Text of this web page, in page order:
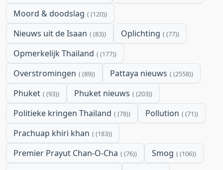
Moord & doodslag (120)
Nieuws uit de Isaan (83) Oplichting (77)
Opmerkelijk Thailand (177)
Overstromingen (89) Pattaya nieuws (2558)
Phuket (93) Phuket nieuws (203)
Politieke kringen Thailand (78) Pollution (71)
Prachuap khiri khan (183)
Premier Prayut Chan-O-Cha (76) Smog (106)